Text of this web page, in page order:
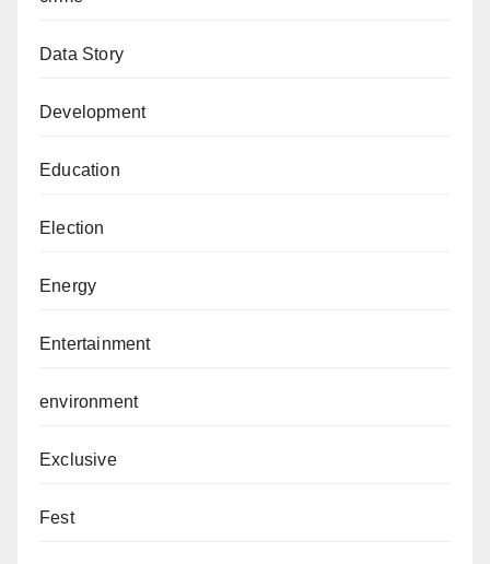
Data Story
Development
Education
Election
Energy
Entertainment
environment
Exclusive
Fest